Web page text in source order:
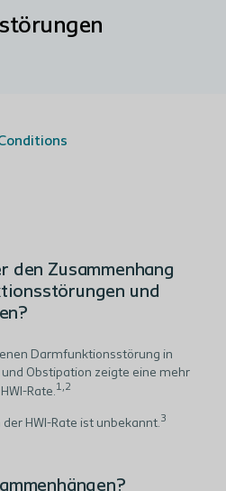
den Zusammenhang
und
Darmfunktionsstörung in
Obstipation zeigte eine mehr
Rate.1,2
HWI-Rate ist unbekannt.3